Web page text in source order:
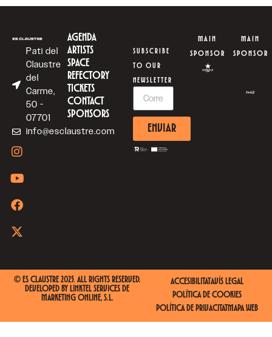
Pati del
Claustre
del
Carme,
50 -
07701
info@esclaustre.com
AGENDA
ARTISTS
SPACE
REFECTORY
TICKETS
CONTACT
SPONSORS
SUBSCRIBE
TO OUR
NEWSLETTER
ENVIAR
MAIN
SPONSOR
MAIN
SPONSOR
© ES CLAUSTRE 2025. ALL RIGHTS RESERVED.
DEVELOPED BY LINKTEL SERVICES DE
MARKETING ONLINE, S.L.
ACCESIBILITATAVÍS LEGAL
POLÍTICA DE COOKIES
POLÍTICA DE PRIVACITATMAPA WEB